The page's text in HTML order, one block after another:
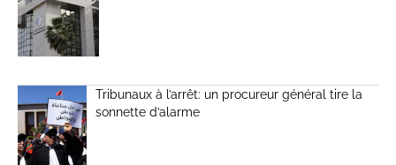
Tribunaux à l’arrêt: un procureur général tire la
sonnette d’alarme